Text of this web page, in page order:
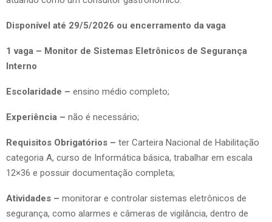
Disponível até 29/5/2026 ou encerramento da vaga
1 vaga – Monitor de Sistemas Eletrônicos de Segurança
Interno
Escolaridade – ensino médio completo;
Experiência – não é necessário;
Requisitos Obrigatórios – ter Carteira Nacional de Habilitação
categoria A, curso de Informática básica, trabalhar em escala
12×36 e possuir documentação completa;
Atividades – monitorar e controlar sistemas eletrônicos de
segurança, como alarmes e câmeras de vigilância, dentro de